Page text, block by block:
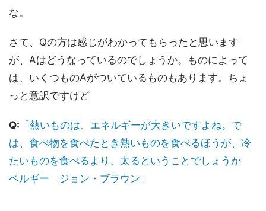
な。
さて、Qの方は感じがわかってもらったと思います
が、Aはどうなっているのでしょうか。ものによって
は、いくつものAがついているものもあります。ちょ
っと意訳ですけど
Q: 「熱いものは、エネルギーが大きいですよね。で
は、食べ物を食べたとき熱いものを食べるほうが、冷
たいものを食べるより、太るということでしょうか
ベルギー ジョン・ブラウン」